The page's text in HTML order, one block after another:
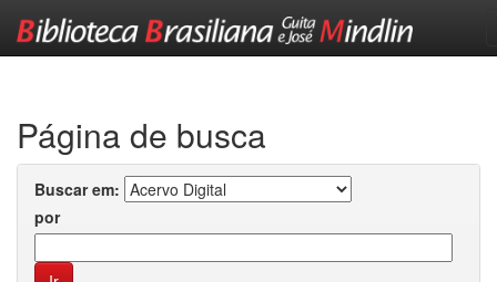
Página de busca
Buscar em:
por